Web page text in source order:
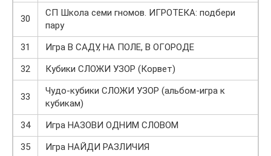
30
СП Школа семи гномов. ИГРОТЕКА: подбери
пару
31
Игра В САДУ, НА ПОЛЕ, В ОГОРОДЕ
32
Кубики СЛОЖИ УЗОР (Корвет)
33
Чудо-кубики СЛОЖИ УЗОР (альбом-игра к
кубикам)
34
Игра НАЗОВИ ОДНИМ СЛОВОМ
35
Игра НАЙДИ РАЗЛИЧИЯ